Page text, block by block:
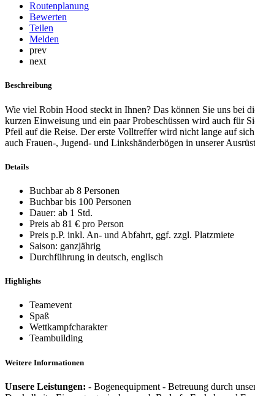
Routenplanung
Bewerten
Teilen
Melden
prev
next
Beschreibung
Wie viel Robin Hood steckt in Ihnen? Das können Sie uns bei
kurzen Einweisung und ein paar Probeschüssen wird auch für
Pfeil auf die Reise. Der erste Volltreffer wird nicht lange auf
auch Frauen-, Jugend- und Linkshänderbögen in unserer
Details
Buchbar ab 8 Personen
Buchbar bis 100 Personen
Dauer: ab 1 Std.
Preis ab 81 € pro Person
Preis p.P. inkl. An- und Abfahrt, ggf. zzgl. Platzmiete
Saison: ganzjährig
Durchführung in deutsch, englisch
Highlights
Teamevent
Spaß
Wettkampfcharakter
Teambuilding
Weitere Informationen
Unsere Leistungen: - Bogenequipment - Betreuung durch